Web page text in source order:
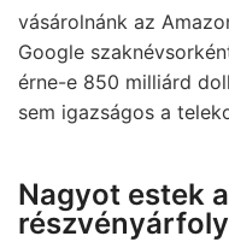
vásárolnánk az
Google
érne-e 850 milliárd
sem igazságos a
Nagyot estek a